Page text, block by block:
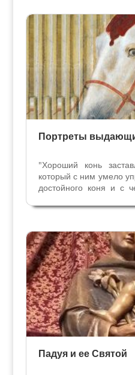
года в часовне...
Портреты
Портреты
"Хороший конь
который с ним умело
достойного коня и с
очень почетно "
у таких...
Святые и
Традиции
Падуя и ее Святой